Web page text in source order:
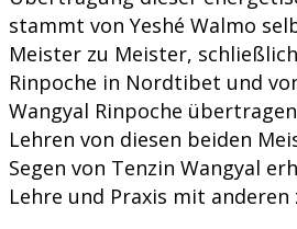
stammt von Yeshé Walmo
Meister zu Meister,
Rinpoche in Nordtibet und
Wangyal Rinpoche
Lehren von diesen beiden
Segen von Tenzin Wangyal
Lehre und Praxis mit anderen